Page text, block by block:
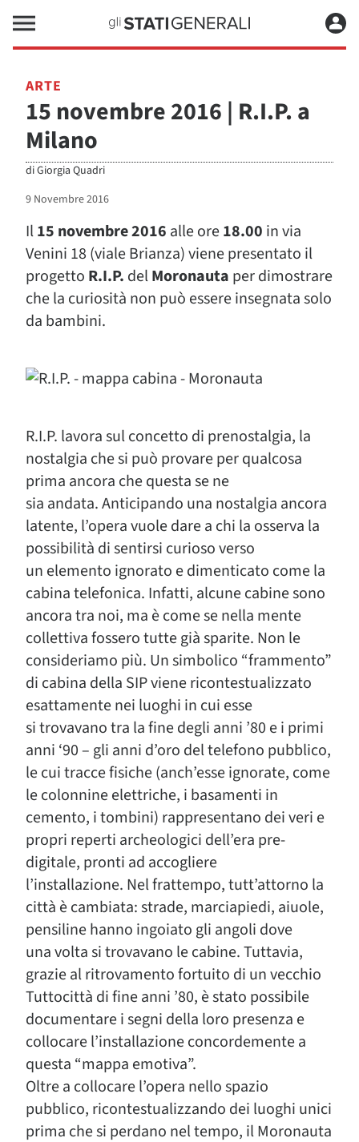
ARTE
15 novembre 2016 | R.I.P. a
Milano
diGiorgia Quadri
9 Novembre 2016
Il15 novembre 2016 alle ore18.00 in via
Venini 18 (viale Brianza) viene presentato il
progetto R.I.P. delMoronauta per dimostrare
che la curiosità non può essere insegnata solo
da bambini.
R.I.P. lavora sul concetto di prenostalgia, la
nostalgia che si può provare per qualcosa
prima ancora che questa se ne
sia andata. Anticipando una nostalgia ancora
latente, l’opera vuole dare a chi la osserva la
possibilità di sentirsi curioso verso
un elemento ignorato e dimenticato come la
cabina telefonica. Infatti, alcune cabine sono
ancora tra noi, ma è come se nella mente
collettiva fossero tutte già sparite. Non le
consideriamo più. Un simbolico “frammento”
di cabina della SIP viene ricontestualizzato
esattamente nei luoghi in cui esse
si trovavano tra la fine degli anni ’80 e i primi
anni ‘90 – gli anni d’oro del telefono pubblico,
le cui tracce fisiche (anch’esse ignorate, come
le colonnine elettriche, i basamenti in
cemento, i tombini) rappresentano dei veri e
propri reperti archeologici dell’era pre-
digitale, pronti ad accogliere
l’installazione. Nel frattempo, tutt’attorno la
città è cambiata: strade, marciapiedi, aiuole,
pensiline hanno ingoiato gli angoli dove
una volta si trovavano le cabine. Tuttavia,
grazie al ritrovamento fortuito di un vecchio
Tuttocittà di fine anni ’80, è stato possibile
documentare i segni della loro presenza e
collocare l’installazione concordemente a
questa “mappa emotiva”.
Oltre a collocare l’opera nello spazio
pubblico, ricontestualizzando dei luoghi unici
prima che si perdano nel tempo, il Moronauta